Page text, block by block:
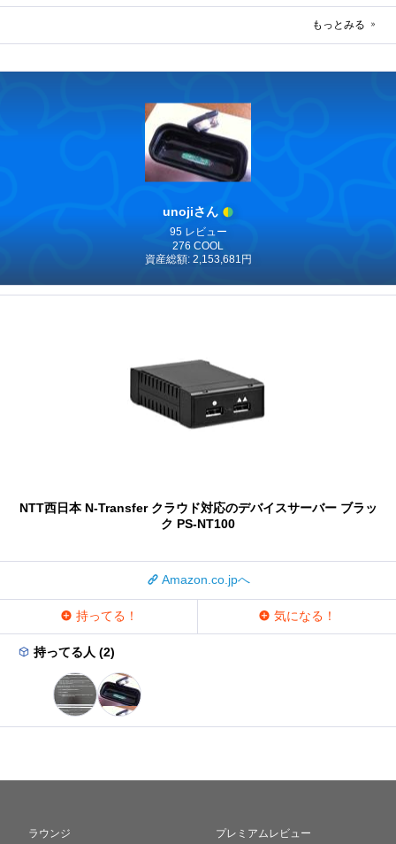
もっとみる
unojiさん
95 レビュー
276 COOL
資産総額: 2,153,681円
NTT西日本 N-Transfer クラウド対応のデバイスサーバー ブラッ
ク PS-NT100
Amazon.co.jpへ
持ってる！ 気になる！
持ってる人 (2)
ラウンジ プレミアムレビュー